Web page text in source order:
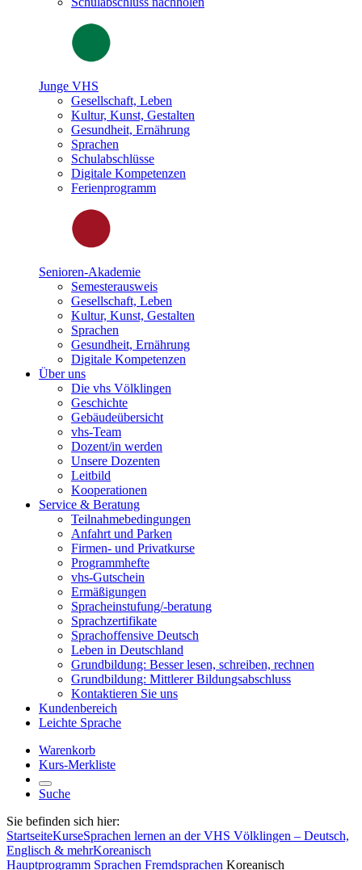
Junge VHS
Gesellschaft, Leben
Kultur, Kunst, Gestalten
Gesundheit, Ernährung
Sprachen
Schulabschlüsse
Digitale Kompetenzen
Ferienprogramm
Senioren-Akademie
Semesterausweis
Gesellschaft, Leben
Kultur, Kunst, Gestalten
Sprachen
Gesundheit, Ernährung
Digitale Kompetenzen
Über uns
Die vhs Völklingen
Geschichte
Gebäudeübersicht
vhs-Team
Dozent/in werden
Unsere Dozenten
Leitbild
Kooperationen
Service & Beratung
Teilnahmebedingungen
Anfahrt und Parken
Firmen- und Privatkurse
Programmhefte
vhs-Gutschein
Ermäßigungen
Spracheinstufung/-beratung
Sprachzertifikate
Sprachoffensive Deutsch
Leben in Deutschland
Grundbildung: Besser lesen, schreiben, rechnen
Grundbildung: Mittlerer Bildungsabschluss
Kontaktieren Sie uns
Kundenbereich
Leichte Sprache
Warenkorb
Kurs-Merkliste
Suche
Sie befinden sich hier:
StartseiteKurseSprachen lernen an der VHS Völklingen – Deutsch,
Englisch & mehrKoreanisch
Hauptprogramm Sprachen Fremdsprachen Koreanisch